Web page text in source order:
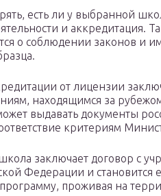
есть ли у выбранной
и аккредитация.
о соблюдении законов и
от лицензии
находящимся за
выдавать документы
критериям
заключает договор с
Федерации и становится
проживая на